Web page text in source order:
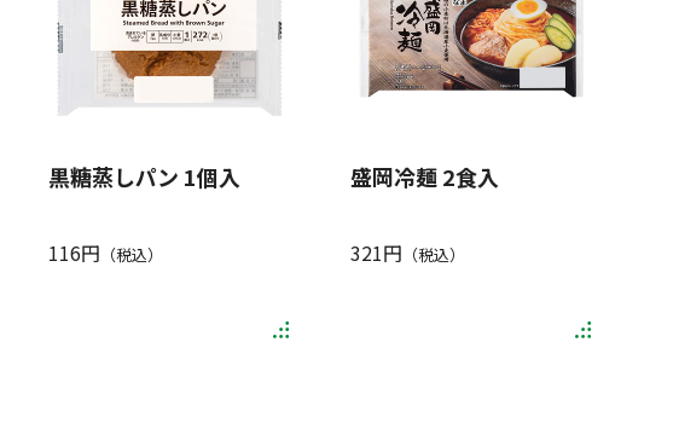
黒糖蒸しパン 1個入
116円 （税込）
盛岡冷麺 2食入
321円 （税込）